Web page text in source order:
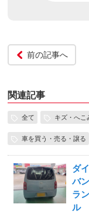
前の記事へ
関連記事
全て キズ・へこ
車を買う・売る・譲る
ダ
バ
ラ
ル